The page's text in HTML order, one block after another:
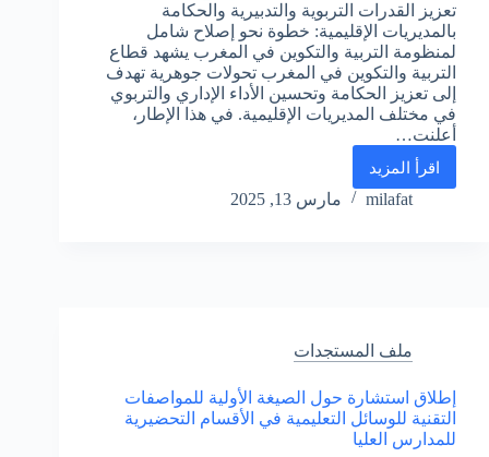
تعزيز القدرات التربوية والتدبيرية والحكامة
بالمديريات الإقليمية: خطوة نحو إصلاح شامل
لمنظومة التربية والتكوين في المغرب يشهد قطاع
التربية والتكوين في المغرب تحولات جوهرية تهدف
إلى تعزيز الحكامة وتحسين الأداء الإداري والتربوي
في مختلف المديريات الإقليمية. في هذا الإطار،
أعلنت…
اقرأ المزيد
تعزيز
القدرات
نحو
إصلاح
لمنظومة
التربية
والتكوين
milafat مارس 13, 2025
ملف المستجدات
إطلاق استشارة حول الصيغة الأولية للمواصفات
التقنية للوسائل التعليمية في الأقسام التحضيرية
للمدارس العليا